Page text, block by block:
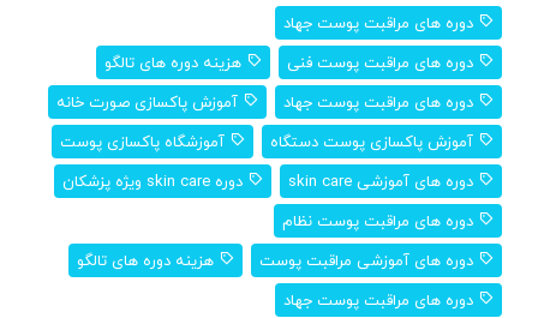
دوره های مراقبت پوست جهاد
دوره های مراقبت پوست فنی
هزینه دوره های تالگو
دوره های مراقبت پوست جهاد
آموزش پاکسازی صورت خانه
آموزش پاکسازی پوست دستگاه
آموزشگاه پاکسازی پوست
دوره های آموزشی skin care
دوره skin care ویژه پزشکان
دوره های مراقبت پوست نظام
دوره های آموزشی مراقبت پوست
هزینه دوره های تالگو
دوره های مراقبت پوست جهاد